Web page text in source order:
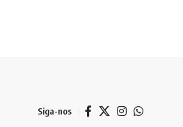
Siga-nos